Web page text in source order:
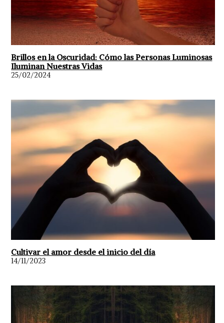
Brillos en la Oscuridad: Cómo las Personas Luminosas
Iluminan Nuestras Vidas
25/02/2024
Cultivar el amor desde el inicio del día
14/11/2023